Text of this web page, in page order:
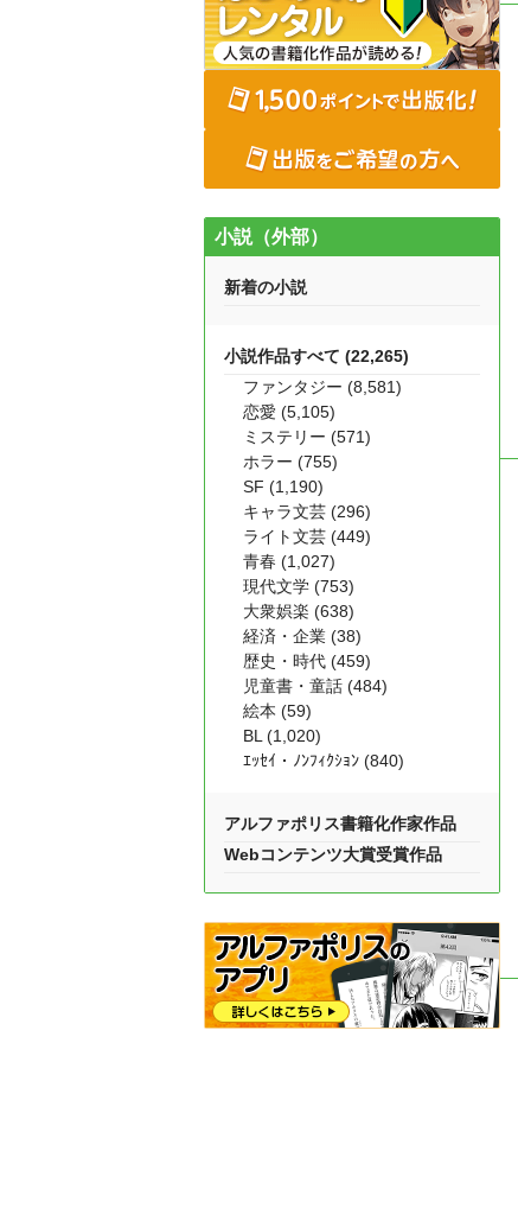
小説（外部）
新着の小説
小説作品すべて (22,265)
ファンタジー (8,581)
恋愛 (5,105)
ミステリー (571)
ホラー (755)
SF (1,190)
キャラ文芸 (296)
ライト文芸 (449)
青春 (1,027)
現代文学 (753)
大衆娯楽 (638)
経済・企業 (38)
歴史・時代 (459)
児童書・童話 (484)
絵本 (59)
BL (1,020)
ｴｯｾｲ・ﾉﾝﾌｨｸｼｮﾝ (840)
アルファポリス書籍化作家作品
Webコンテンツ大賞受賞作品